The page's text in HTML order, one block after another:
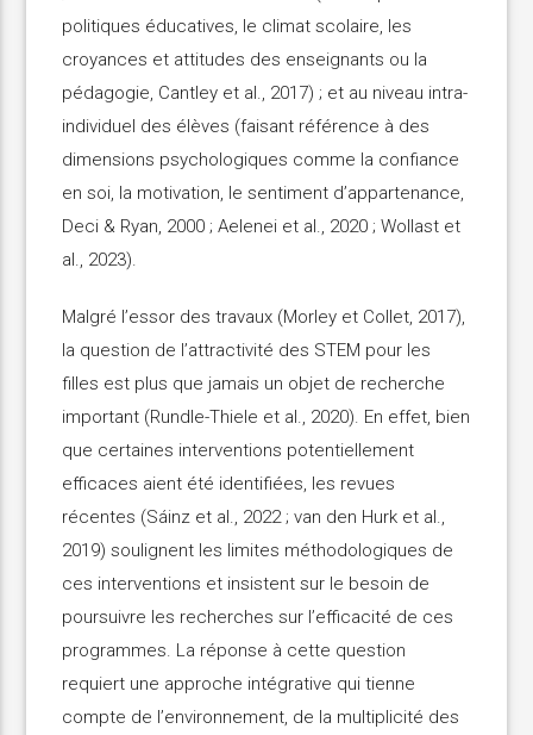
politiques éducatives, le climat scolaire, les
croyances et attitudes des enseignants ou la
pédagogie, Cantley et al., 2017) ; et au niveau intra-
individuel des élèves (faisant référence à des
dimensions psychologiques comme la confiance
en soi, la motivation, le sentiment d’appartenance,
Deci & Ryan, 2000 ; Aelenei et al., 2020 ; Wollast et
al., 2023).
Malgré l’essor des travaux (Morley et Collet, 2017),
la question de l’attractivité des STEM pour les
filles est plus que jamais un objet de recherche
important (Rundle-Thiele et al., 2020). En effet, bien
que certaines interventions potentiellement
efficaces aient été identifiées, les revues
récentes (Sáinz et al., 2022 ; van den Hurk et al.,
2019) soulignent les limites méthodologiques de
ces interventions et insistent sur le besoin de
poursuivre les recherches sur l’efficacité de ces
programmes. La réponse à cette question
requiert une approche intégrative qui tienne
compte de l’environnement, de la multiplicité des